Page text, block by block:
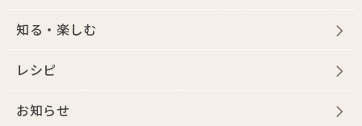
知る・楽しむ
レシピ
お知らせ